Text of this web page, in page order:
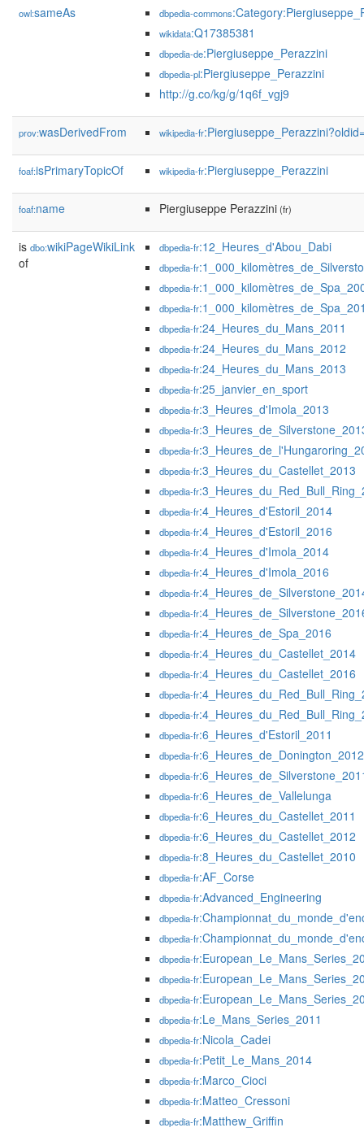
owl:sameAs dbpedia-commons
wikidata:Q17385381
dbpedia-de:Piergiuseppe_Perazzini
dbpedia-pl:Piergiuseppe_Perazzini
http://g.co/kg/g/1q6f_vgj9
prov:wasDerivedFrom wikipedia-fr
foaf:isPrimaryTopicOf wikipedia-fr:Piergiuseppe_Perazzini
foaf:name Piergiuseppe Perazzini(fr)
is dbo:wikiPageWikiLink
of
dbpedia-fr:12_Heures_d'Abou_Dabi
dbpedia-fr
dbpedia-fr
dbpedia-fr
dbpedia-fr:24_Heures_du_Mans_2011
dbpedia-fr:24_Heures_du_Mans_2012
dbpedia-fr:24_Heures_du_Mans_2013
dbpedia-fr:25_janvier_en_sport
dbpedia-fr:3_Heures_d'Imola_2013
dbpedia-fr
dbpedia-fr
dbpedia-fr:3_Heures_du_Castellet_2013
dbpedia-fr
dbpedia-fr:4_Heures_d'Estoril_2014
dbpedia-fr:4_Heures_d'Estoril_2016
dbpedia-fr:4_Heures_d'Imola_2014
dbpedia-fr:4_Heures_d'Imola_2016
dbpedia-fr
dbpedia-fr
dbpedia-fr:4_Heures_de_Spa_2016
dbpedia-fr:4_Heures_du_Castellet_2014
dbpedia-fr:4_Heures_du_Castellet_2016
dbpedia-fr
dbpedia-fr
dbpedia-fr:6_Heures_d'Estoril_2011
dbpedia-fr:6_Heures_de_Donington_2012
dbpedia-fr
dbpedia-fr:6_Heures_de_Vallelunga
dbpedia-fr:6_Heures_du_Castellet_2011
dbpedia-fr:6_Heures_du_Castellet_2012
dbpedia-fr:8_Heures_du_Castellet_2010
dbpedia-fr:AF_Corse
dbpedia-fr:Advanced_Engineering
dbpedia-fr
dbpedia-fr
dbpedia-fr
dbpedia-fr
dbpedia-fr
dbpedia-fr:Le_Mans_Series_2011
dbpedia-fr:Nicola_Cadei
dbpedia-fr:Petit_Le_Mans_2014
dbpedia-fr:Marco_Cioci
dbpedia-fr:Matteo_Cressoni
dbpedia-fr:Matthew_Griffin